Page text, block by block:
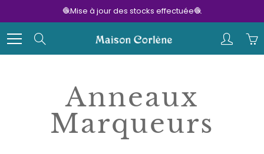
to
Content
🧶Mise à jour des stocks effectuée🧶
Anneaux
Marqueurs